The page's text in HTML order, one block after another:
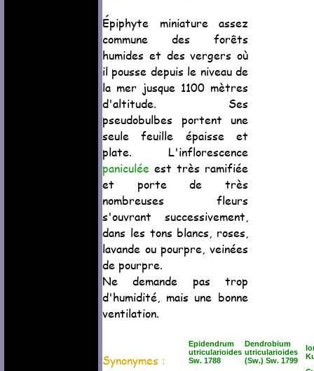
Épiphyte miniature assez
commune des forêts
humides et des vergers où
il pousse depuis le niveau de
la mer jusque 1100 mètres
d'altitude. Ses
pseudobulbes portent une
seule feuille épaisse et
plate. L'inflorescence
paniculée est très ramifiée
et porte de très
nombreuses fleurs
s'ouvrant successivement,
dans les tons blancs, roses,
lavande ou pourpre, veinées
de pourpre.
Ne demande pas trop
d'humidité, mais une bonne
ventilation.
Synonymes :
Epidendrum
utricularioides
Sw. 1788
Dendrobium
utricularioides
(Sw.) Sw. 1799